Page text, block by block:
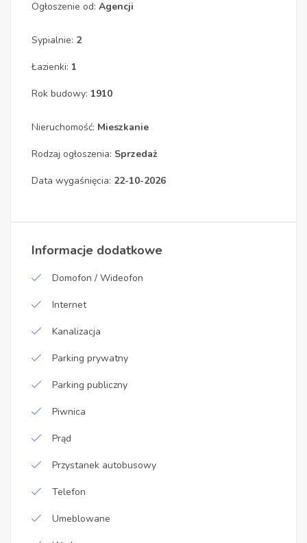
Ogłoszenie od: Agencji
Sypialnie: 2
Łazienki: 1
Rok budowy: 1910
Nieruchomość: Mieszkanie
Rodzaj ogłoszenia: Sprzedaż
Data wygaśnięcia: 22-10-2026
Informacje dodatkowe
Domofon / Wideofon
Internet
Kanalizacja
Parking prywatny
Parking publiczny
Piwnica
Prąd
Przystanek autobusowy
Telefon
Umeblowane